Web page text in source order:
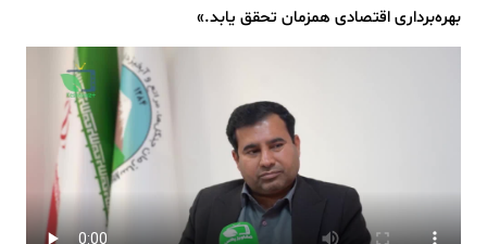
بهره‌برداری اقتصادی همزمان تحقق یابد.»